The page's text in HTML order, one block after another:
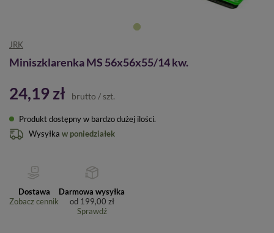
JRK
Miniszklarenka MS 56x56x55/14 kw.
24,19 zł brutto / szt.
Produkt dostępny w bardzo dużej ilości
Wysyłka w poniedziałek
Dostawa
Zobacz cennik
Darmowa wysyłka
od 199,00 zł
Sprawdź